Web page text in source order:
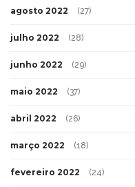
agosto 2022 (27)
julho 2022 (28)
junho 2022 (29)
maio 2022 (37)
abril 2022 (26)
março 2022 (18)
fevereiro 2022 (24)